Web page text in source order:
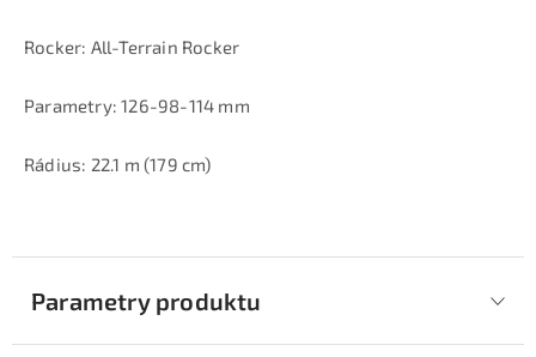
Rocker: All-Terrain Rocker
Parametry: 126-98-114 mm
Rádius: 22.1 m (179 cm)
Parametry produktu